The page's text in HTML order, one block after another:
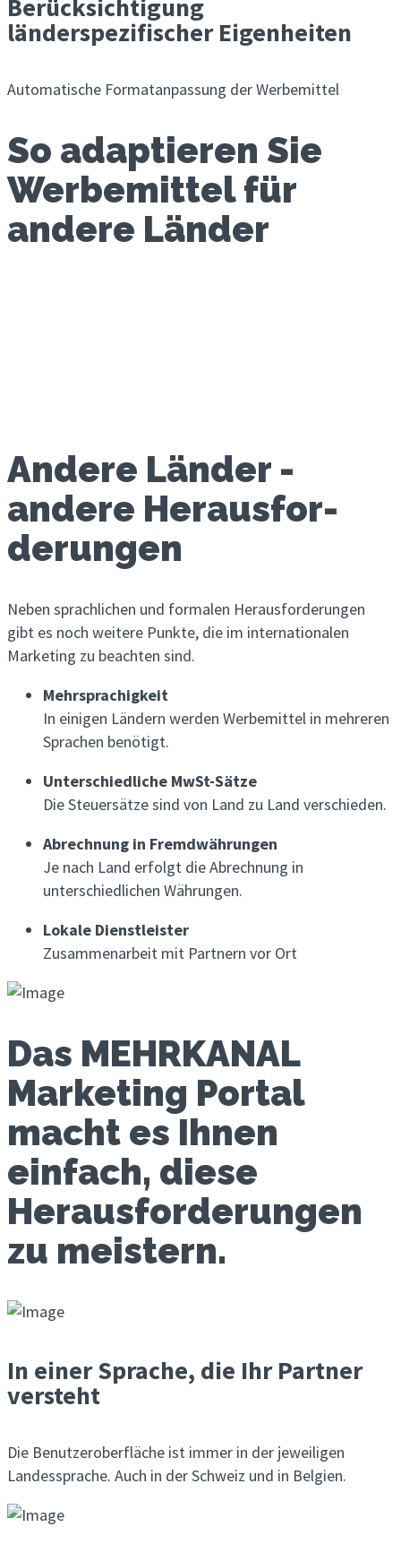
Berücksichtigung
länderspezifischer Eigenheiten
Automatische Formatanpassung der Werbemittel
So adaptieren Sie
Werbe­mittel für
andere Länder
Andere Länder -
andere Heraus­for­
derung­en
Neben sprachlichen und formalen Herausforderungen
gibt es noch weitere Punkte, die im internationalen
Marketing zu beachten sind.
Mehrsprachigkeit
In einigen Ländern werden Werbemittel in mehreren
Sprachen benötigt.
Unterschiedliche MwSt-Sätze
Die Steuersätze sind von Land zu Land verschieden.
Abrechnung in Fremdwährungen
Je nach Land erfolgt die Abrechnung in
unterschiedlichen Währungen.
Lokale Dienstleister
Zusammenarbeit mit Partnern vor Ort
Das MEHRKANAL
Marketing Portal
macht es Ihnen
einfach, diese
Heraus­forde­run­gen
zu meistern.
In einer Sprache, die Ihr Partner
versteht
Die Benutzeroberfläche ist immer in der jeweiligen
Landessprache. Auch in der Schweiz und in Belgien.